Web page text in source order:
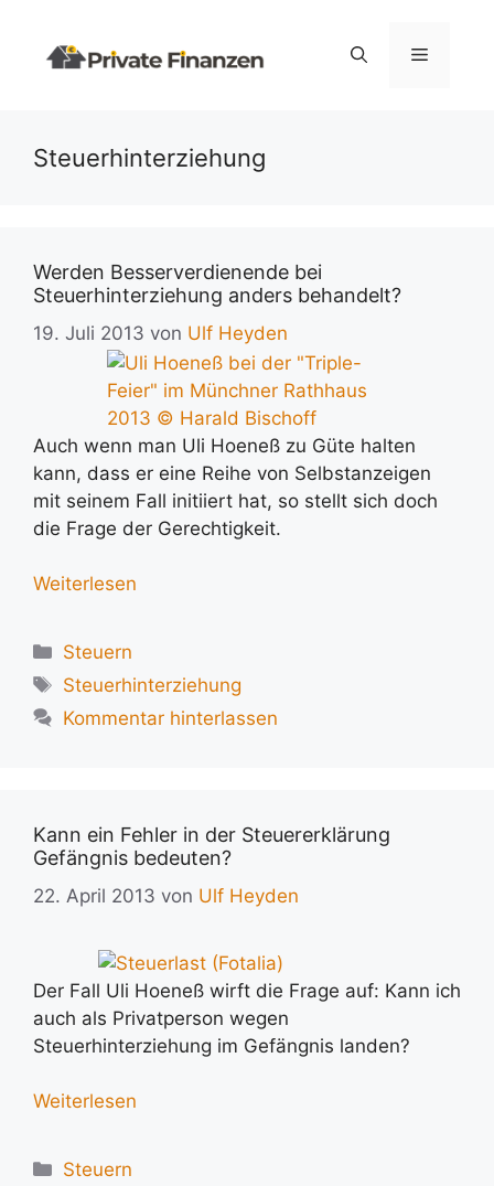
springen
Menü
Steuerhinterziehung
Werden Besserverdienende bei
Steuerhinterziehung anders behandelt?
19. Juli 2013 von Ulf Heyden
Auch wenn man Uli Hoeneß zu Güte halten
kann, dass er eine Reihe von Selbstanzeigen
mit seinem Fall initiiert hat, so stellt sich doch
die Frage der Gerechtigkeit.
Weiterlesen
Kategorien
Steuern
Schlagwörter
Steuerhinterziehung
Kommentar hinterlassen
Kann ein Fehler in der Steuererklärung
Gefängnis bedeuten?
22. April 2013 von Ulf Heyden
Der Fall Uli Hoeneß wirft die Frage auf: Kann ich
auch als Privatperson wegen
Steuerhinterziehung im Gefängnis landen?
Weiterlesen
Kategorien
Steuern